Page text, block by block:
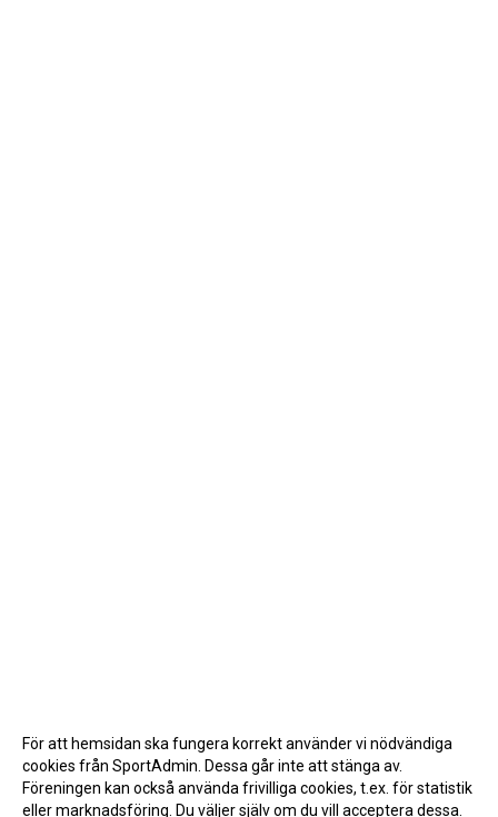
För att hemsidan ska fungera korrekt använder vi nödvändiga
cookies från SportAdmin. Dessa går inte att stänga av.
Föreningen kan också använda frivilliga cookies, t.ex. för statistik
eller marknadsföring. Du väljer själv om du vill acceptera dessa.